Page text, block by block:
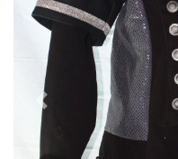
Vorheriges